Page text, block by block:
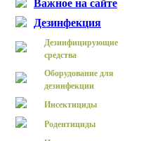
Важное на сайте
Дезинфекция
Дезинфицирующие
средства
Оборудование для
дезинфекции
Инсектициды
Родентициды